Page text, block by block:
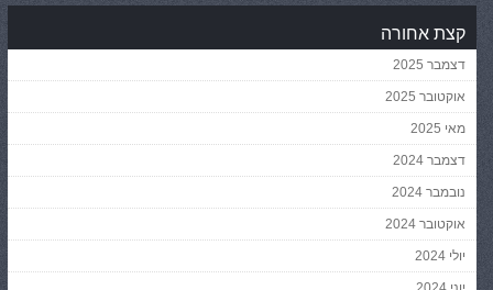
קצת אחורה
דצמבר 2025
אוקטובר 2025
מאי 2025
דצמבר 2024
נובמבר 2024
אוקטובר 2024
יולי 2024